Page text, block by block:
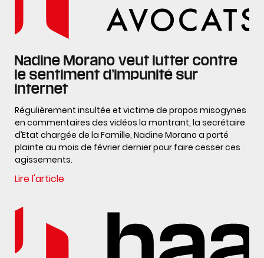
Nadine Morano veut lutter contre
le sentiment d’impunité sur
internet
Régulièrement insultée et victime de propos misogynes
en commentaires des vidéos la montrant, la secrétaire
d’Etat chargée de la Famille, Nadine Morano a porté
plainte au mois de février dernier pour faire cesser ces
agissements.
Lire l'article